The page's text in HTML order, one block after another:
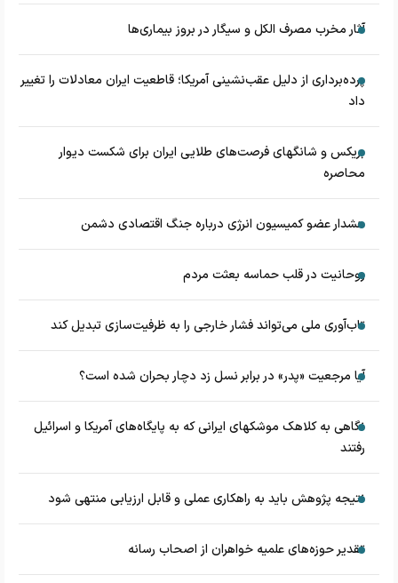
آثار مخرب مصرف الکل و سیگار در بروز بیماری‌ها
پرده‌برداری از دلیل عقب‌نشینی آمریکا؛ قاطعیت ایران معادلات را تغییر
داد
بریکس و شانگهای فرصت‌های طلایی ایران برای شکست دیوار
محاصره
هشدار عضو کمیسیون انرژی درباره جنگ اقتصادی دشمن
روحانیت در قلب حماسه بعثت مردم
تاب‌آوری ملی می‌تواند فشار خارجی را به ظرفیت‌سازی تبدیل کند
آیا مرجعیت «پدر» در برابر نسل زد دچار بحران شده است؟
نگاهی به کلاهک‎ موشک‎های ایرانی که به پایگاه‌های آمریکا و اسرائیل
رفتند
نتیجه پژوهش باید به راهکاری عملی و قابل ارزیابی منتهی شود
تقدیر حوزه‌های علمیه خواهران از اصحاب رسانه